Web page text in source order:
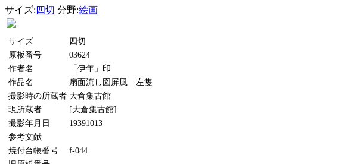
サイズ: 四切 分野:絵画
サイズ
四切
原板番号
03624
作者名
「伊年」印
作品名
扇面流し図屏風＿左隻
撮影時の所蔵者 大倉集古館
現所蔵者
[大倉集古館]
撮影年月日
19391013
参考文献
焼付台帳番号
f-044